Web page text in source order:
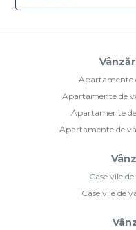
Apartamente
Apartamente de
Apartamente
Apartamente de
Case vile
Case vile de